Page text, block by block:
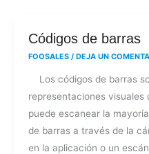
Códigos de barras
FOOSALES / DEJA UN
Los códigos de barras
representaciones visuales
puede escanear la
de barras a través de la
en la aplicación o un
Códigos
de